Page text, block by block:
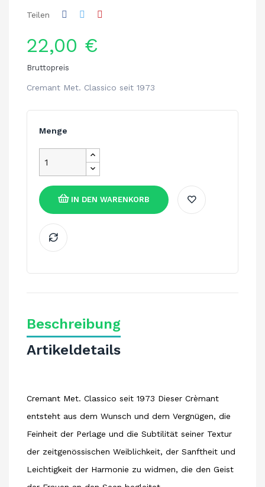
Teilen
22,00 €
Bruttopreis
Cremant Met. Classico seit 1973
Menge
IN DEN WARENKORB
Beschreibung
Artikeldetails
Cremant Met. Classico seit 1973 Dieser Crèmant
entsteht aus dem Wunsch und dem Vergnügen, die
Feinheit der Perlage und die Subtilität seiner Textur
der zeitgenössischen Weiblichkeit, der Sanftheit und
Leichtigkeit der Harmonie zu widmen, die den Geist